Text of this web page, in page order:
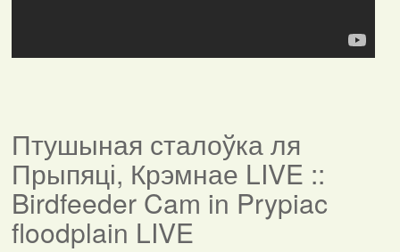
Птушыная сталоўка ля
Прыпяці, Крэмнае LIVE ::
Birdfeeder Cam in Prypiac
floodplain LIVE